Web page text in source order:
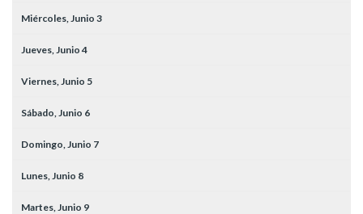
Miércoles,Junio 3
Jueves,Junio4
Viernes,Junio 5
Sábado,Junio 6
Domingo,Junio 7
Lunes,Junio 8
Martes,Junio 9